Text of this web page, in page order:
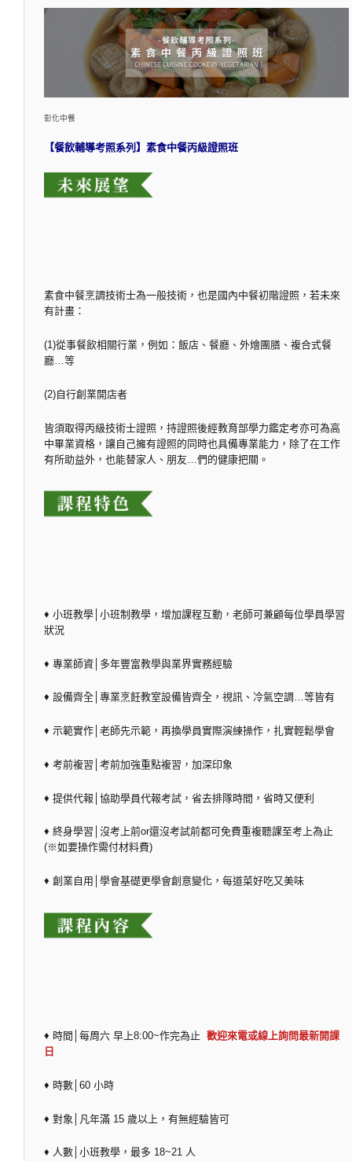
彰化中餐
【餐飲輔導考照系列】素食中餐丙級證照班
素食中餐烹調技術士為一般技術，也是國內中餐初階證照，若未來
有計畫：
(1)從事餐飲相關行業，例如：飯店、餐廳、外燴團膳、複合式餐
廳…等
(2)自行創業開店者
皆須取得丙級技術士證照，持證照後經教育部學力鑑定考亦可為高
中畢業資格，讓自己擁有證照的同時也具備專業能力，除了在工作
有所助益外，也能替家人、朋友…們的健康把關。
♦ 小班教學│小班制教學，增加課程互動，老師可兼顧每位學員學習
狀況
♦ 專業師資│多年豐富教學與業界實務經驗
♦ 設備齊全│專業烹飪教室設備皆齊全，視訊、冷氣空調…等皆有
♦ 示範實作│老師先示範，再換學員實際演練操作，扎實輕鬆學會
♦ 考前複習│考前加強重點複習，加深印象
♦ 提供代報│協助學員代報考試，省去排隊時間，省時又便利
♦ 終身學習│沒考上前or還沒考試前都可免費重複聽課至考上為止
(※如要操作需付材料費)
♦ 創業自用│學會基礎更學會創意變化，每道菜好吃又美味
♦ 時間│每周六 早上8:00~作完為止 歡迎來電或線上詢問最新開課
日
♦ 時數│60 小時
♦ 對象│凡年滿 15 歲以上，有無經驗皆可
♦ 人數│小班教學，最多 18~21 人